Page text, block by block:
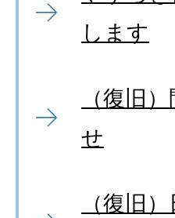
します
（復旧
せ
（復旧